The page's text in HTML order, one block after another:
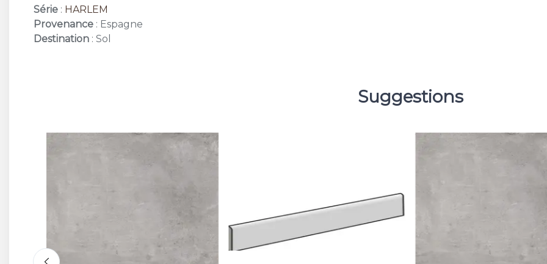
Série : HARLEM
Provenance : Espagne
Destination : Sol
Suggestions